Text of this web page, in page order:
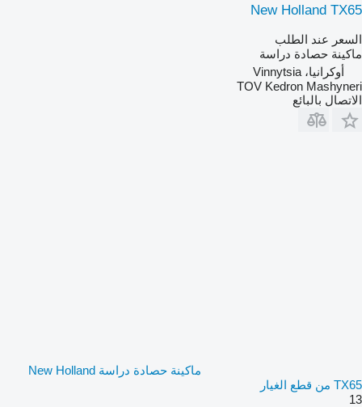
New Holland TX65
السعر عند الطلب
ماكينة حصادة دراسة
أوكرانيا، Vinnytsia
TOV Kedron Mashyneri
الاتصال بالبائع
ماكينة حصادة دراسة New Holland
TX65 من قطع الغيار
13